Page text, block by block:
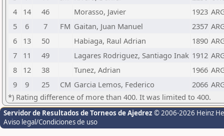
4
14 46 Morasso, Javier 1923
5
6 7 FM Gaitan, Juan Manuel 2357
6
13 50 Habiaga, Raul Adrian 1890
7
11 49 Lagares Rodriguez, Santiago Inak 1912
8
12 38 Tunez, Adrian 1966
9
9 25 CM Garcia Lemos, Federico 2066
*) Rating difference of more than 400. It was limited to 400.
Servidor de Resultados de Torneos de Ajedrez © 2006-2026 Heinz
Aviso legal/Condiciones de uso